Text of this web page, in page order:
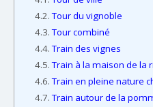
4.2.Tour du vignoble
4.3.Tour combiné
4.4.Train des vignes
4.5.Train à la maison de la
4.6.Train en pleine nature
4.7.Train autour de la